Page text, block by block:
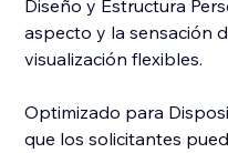
Diseño y Estructura
aspecto y la sensación
visualización flexibles.
Optimizado para
que los solicitantes